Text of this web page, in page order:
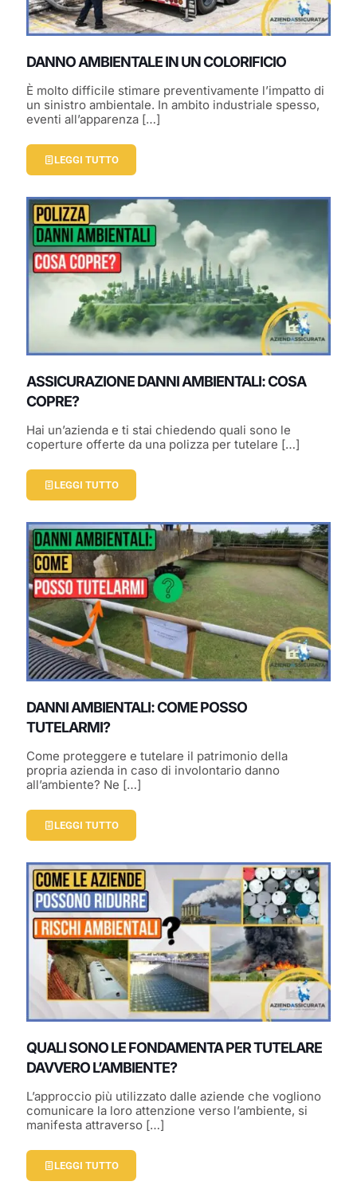
DANNO AMBIENTALE IN UN COLORIFICIO
È molto difficile stimare preventivamente l’impatto di
un sinistro ambientale. In ambito industriale spesso,
eventi all’apparenza […]
LEGGI TUTTO
ASSICURAZIONE DANNI AMBIENTALI: COSA
COPRE?
Hai un’azienda e ti stai chiedendo quali sono le
coperture offerte da una polizza per tutelare […]
LEGGI TUTTO
DANNI AMBIENTALI: COME POSSO
TUTELARMI?
Come proteggere e tutelare il patrimonio della
propria azienda in caso di involontario danno
all’ambiente? Ne […]
LEGGI TUTTO
QUALI SONO LE FONDAMENTA PER TUTELARE
DAVVERO L’AMBIENTE?
L’approccio più utilizzato dalle aziende che vogliono
comunicare la loro attenzione verso l’ambiente, si
manifesta attraverso […]
LEGGI TUTTO